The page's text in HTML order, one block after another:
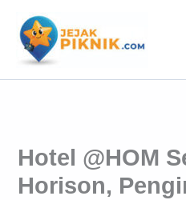
konten
Hotel @HOM
Horison,